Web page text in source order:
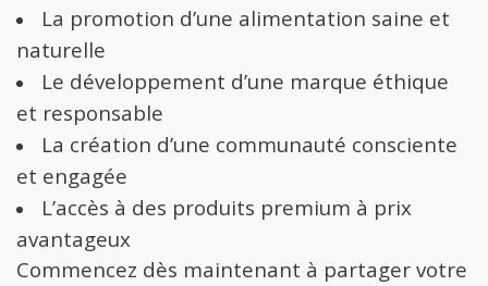
La promotion d’une alimentation saine et
naturelle
Le développement d’une marque éthique
et responsable
La création d’une communauté consciente
et engagée
L’accès à des produits premium à prix
avantageux
Commencez dès maintenant à partager votre